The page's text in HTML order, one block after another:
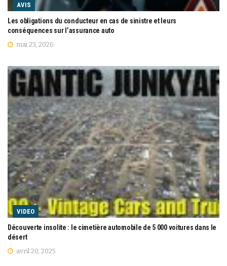
AVIS
Les obligations du conducteur en cas de sinistre et leurs
conséquences sur l’assurance auto
mai 23, 2026
VIDEO
Découverte insolite : le cimetière automobile de 5 000 voitures dans le
désert
avril 20, 2025